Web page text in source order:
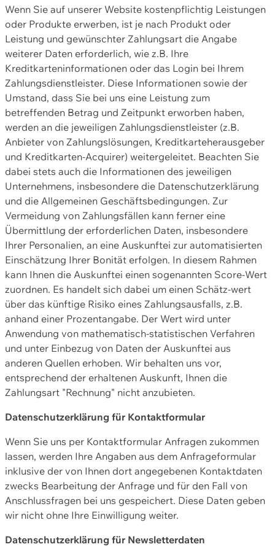
Wenn Sie auf unserer Website kostenpflichtig Leistungen
oder Produkte erwerben, ist je nach Produkt oder
Leistung und gewünschter Zahlungsart die Angabe
weiterer Daten erforderlich, wie z.B. Ihre
Kreditkarteninformationen oder das Login bei Ihrem
Zahlungsdienstleister. Diese Informationen sowie der
Umstand, dass Sie bei uns eine Leistung zum
betreffenden Betrag und Zeitpunkt erworben haben,
werden an die jeweiligen Zahlungsdienstleister (z.B.
Anbieter von Zahlungslösungen, Kreditkarteherausgeber
und Kreditkarten-Acquirer) weitergeleitet. Beachten Sie
dabei stets auch die Informationen des jeweiligen
Unternehmens, insbesondere die Datenschutzerklärung
und die Allgemeinen Geschäftsbedingungen. Zur
Vermeidung von Zahlungsfällen kann ferner eine
Übermittlung der erforderlichen Daten, insbesondere
Ihrer Personalien, an eine Auskunftei zur automatisierten
Einschätzung Ihrer Bonität erfolgen. In diesem Rahmen
kann Ihnen die Auskunftei einen sogenannten Score-Wert
zuordnen. Es handelt sich dabei um einen Schätz-wert
über das künftige Risiko eines Zahlungsausfalls, z.B.
anhand einer Prozentangabe. Der Wert wird unter
Anwendung von mathematisch-statistischen Verfahren
und unter Einbezug von Daten der Auskunftei aus
anderen Quellen erhoben. Wir behalten uns vor,
entsprechend der erhaltenen Auskunft, Ihnen die
Zahlungsart "Rechnung" nicht anzubieten.
Datenschutzerklärung für Kontaktformular
Wenn Sie uns per Kontaktformular Anfragen zukommen
lassen, werden Ihre Angaben aus dem Anfrageformular
inklusive der von Ihnen dort angegebenen Kontaktdaten
zwecks Bearbeitung der Anfrage und für den Fall von
Anschlussfragen bei uns gespeichert. Diese Daten geben
wir nicht ohne Ihre Einwilligung weiter.
Datenschutzerklärung für Newsletterdaten